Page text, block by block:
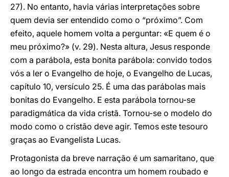
27). No entanto, havia várias interpretações sobre
quem devia ser entendido como o “próximo”. Com
efeito, aquele homem volta a perguntar: «E quem é o
meu próximo?» (v. 29). Nesta altura, Jesus responde
com a parábola, esta bonita parábola: convido todos
vós a ler o Evangelho de hoje, o Evangelho de Lucas,
capítulo 10, versículo 25. É uma das parábolas mais
bonitas do Evangelho. E esta parábola tornou-se
paradigmática da vida cristã. Tornou-se o modelo do
modo como o cristão deve agir. Temos este tesouro
graças ao Evangelista Lucas.
Protagonista da breve narração é um samaritano, que
ao longo da estrada encontra um homem roubado e